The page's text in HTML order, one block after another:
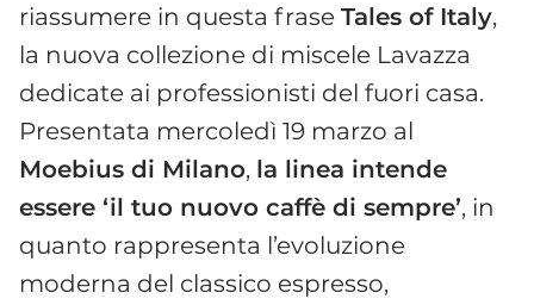
riassumere in questa frase Tales of Italy,
la nuova collezione di miscele Lavazza
dedicate ai professionisti del fuori casa.
Presentata mercoledì 19 marzo al
Moebius di Milano, la linea intende
essere ‘il tuo nuovo caffè di sempre’, in
quanto rappresenta l’evoluzione
moderna del classico espresso,